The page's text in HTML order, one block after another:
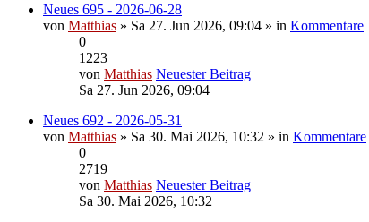
Neues 695 - 2026-06-28
von Matthias » Sa 27. Jun 2026, 09:04 » in Kommentare
0
1223
von Matthias Neuester Beitrag
Sa 27. Jun 2026, 09:04
Neues 692 - 2026-05-31
von Matthias » Sa 30. Mai 2026, 10:32 » in Kommentare
0
2719
von Matthias Neuester Beitrag
Sa 30. Mai 2026, 10:32